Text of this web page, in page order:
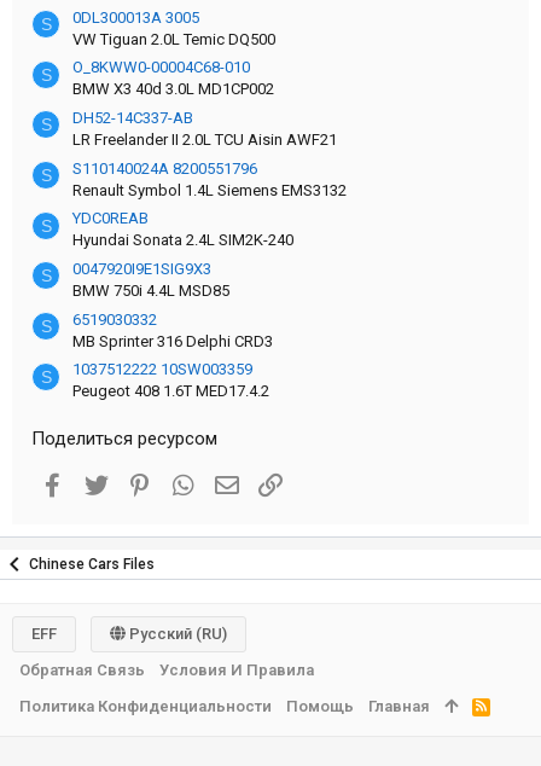
S
0DL300013A 3005
VW Tiguan 2.0L Temic DQ500
S
O_8KWW0-00004C68-010
BMW X3 40d 3.0L MD1CP002
S
DH52-14C337-AB
LR Freelander II 2.0L TCU Aisin AWF21
S
S110140024A 8200551796
Renault Symbol 1.4L Siemens EMS3132
S
YDC0REAB
Hyundai Sonata 2.4L SIM2K-240
S
0047920I9E1SIG9X3
BMW 750i 4.4L MSD85
S
6519030332
MB Sprinter 316 Delphi CRD3
S
1037512222 10SW003359
Peugeot 408 1.6T MED17.4.2
Поделиться ресурсом
Facebook
Twitter PinterestWhatsAppЭлектронная почта
Ссылка
Chinese Cars Files
EFF
Русский (RU)
Обратная Связь
Условия И Правила
Политика Конфиденциальности
Помощь Главная
R